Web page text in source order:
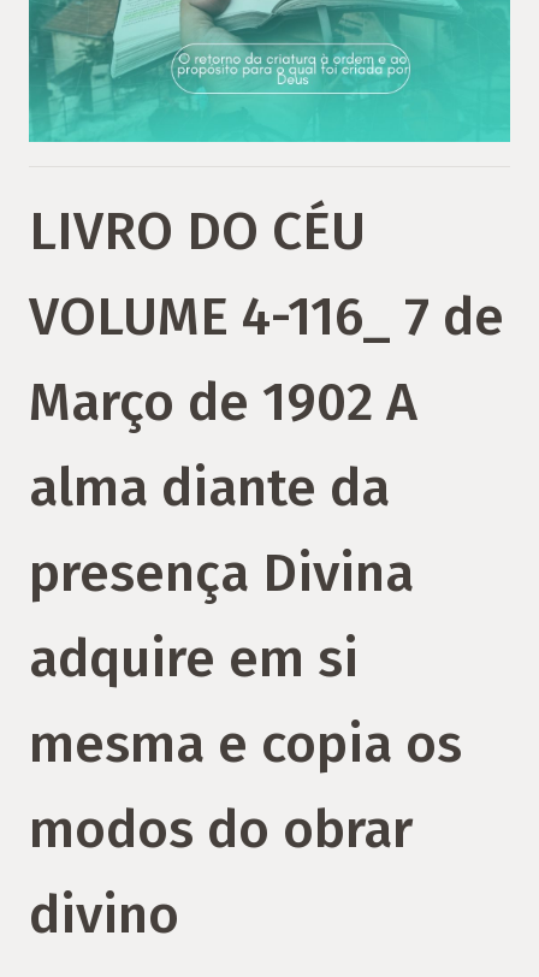
LIVRO DO CÉU
VOLUME 4-116_ 7 de
Março de 1902 A
alma diante da
presença Divina
adquire em si
mesma e copia os
modos do obrar
divino